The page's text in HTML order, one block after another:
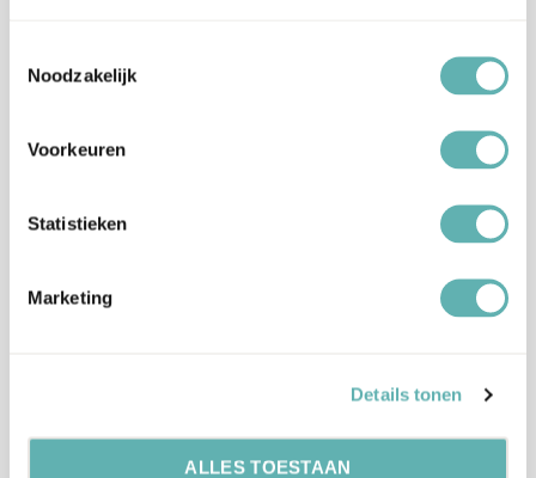
Noodzakelijk
Voorkeuren
Statistieken
Marketing
Details tonen
ALLES TOESTAAN
Kleurstof: Saffloer en Citroen, Kleurstof E133,
ingrediënten.